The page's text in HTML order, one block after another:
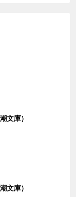
文庫）
文庫）